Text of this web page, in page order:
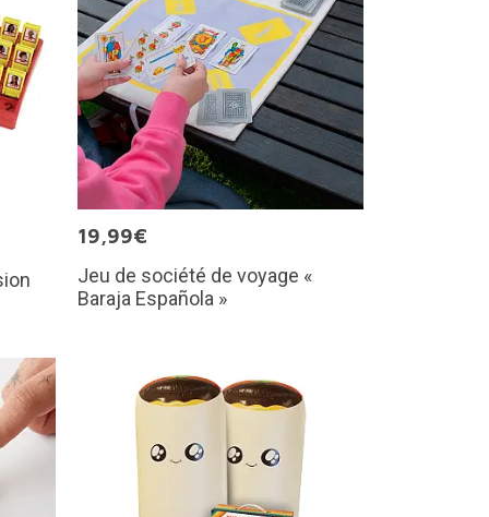
19,99€
Jeu de société de voyage «
Baraja Española »